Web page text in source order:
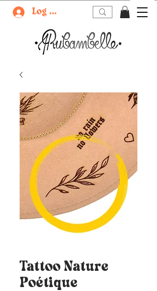
Log In
Tattoo Nature
Poétique